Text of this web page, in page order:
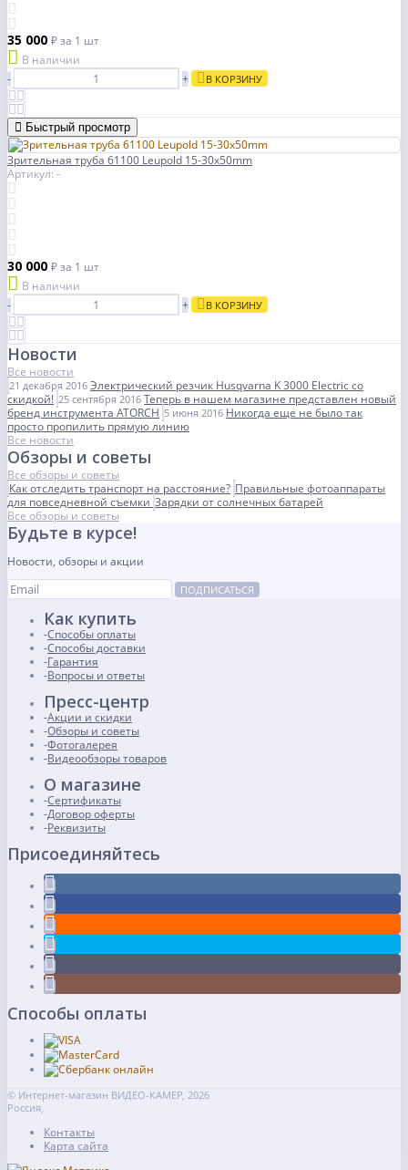
35 000 ₽за 1 шт
В наличии
-
+ В КОРЗИНУ
Быстрый просмотр
Зрительная труба 61100 Leupold 15-30x50mm
Артикул: -
30 000 ₽за 1 шт
В наличии
-
+ В КОРЗИНУ
Новости
Все новости
21 декабря 2016 Электрический резчик Husqvarna K 3000 Electric со
скидкой! 25 сентября 2016 Теперь в нашем магазине представлен новый
бренд инструмента ATORCH 5 июня 2016 Никогда еще не было так
просто пропилить прямую линию
Все новости
Обзоры и советы
Все обзоры и советы
Как отследить транспорт на расстояние? Правильные фотоаппараты
для повседневной съемки Зарядки от солнечных батарей
Все обзоры и советы
Будьте в курсе!
Новости, обзоры и акции
ПОДПИСАТЬСЯ
Как купить
Способы оплаты
Способы доставки
Гарантия
Вопросы и ответы
Пресс-центр
Акции и скидки
Обзоры и советы
Фотогалерея
Видеообзоры товаров
О магазине
Сертификаты
Договор оферты
Реквизиты
Присоединяйтесь
Способы оплаты
© Интернет-магазин ВИДЕО-КАМЕР, 2026
Россия,
Контакты
Карта сайта